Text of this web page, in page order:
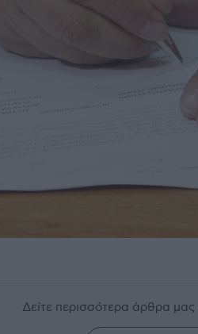
Δείτε περισσότερα άρθρα μας